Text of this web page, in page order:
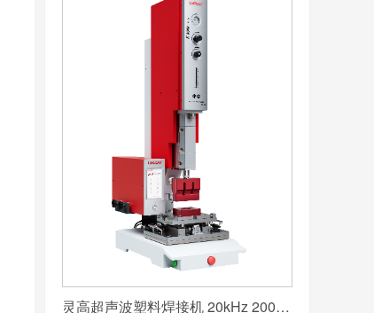
灵高超声波塑料焊接机 20kHz 2000/3000W K3000 Pro